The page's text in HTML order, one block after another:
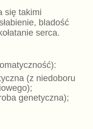
się takimi
bladość
serca.
(z niedoboru
genetyczna);